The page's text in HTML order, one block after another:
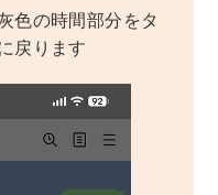
色の時間部分をタ
戻ります